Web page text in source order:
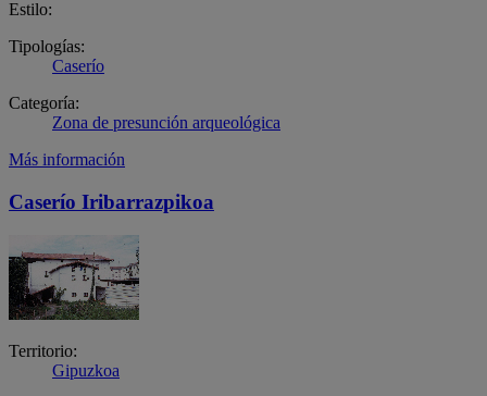
Estilo:
Tipologías:
Caserío
Categoría:
Zona de presunción arqueológica
Más información
Caserío Iribarrazpikoa
Territorio:
Gipuzkoa